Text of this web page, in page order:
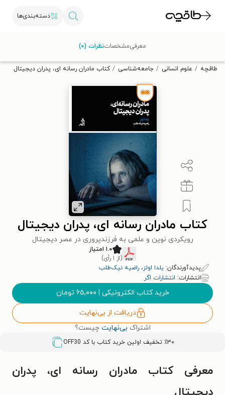
دسته‌بندی‌ها
تخفیف از طاقچه دریافت کن.
طاقچه علوم انسانی جامعه‌شناسی کتاب مادران رسانه ای، پدران دیجیتال
کتاب مادران رسانه ای، پدران دیجیتال
رویکردی نوین و علمی به فرزندپروری در عصر دیجیتال
۱.۰ امتیاز
(از ۱ رأی)
پدیدآورندگان: یلدا اولز، راضیه نیک‌طلب
انتشارات: انتشارات اگر
خرید کتاب الکترونیکی | ۶۵,۰۰۰ تومان
دریافت از بی‌نهایت
اشتراک بی‌نهایت چیست؟
٪۳۰ تخفیف اولین خرید کتاب با کد OFF30
معرفیمشخصاتنظرات (۰)
معرفی کتاب مادران رسانه ای، پدران